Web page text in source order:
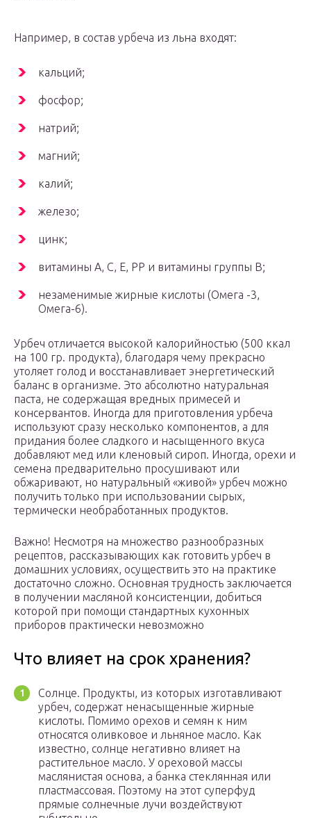
Например, в состав урбеча из льна входят:
кальций;
фосфор;
натрий;
магний;
калий;
железо;
цинк;
витамины А, С, Е, РР и витамины группы В;
незаменимые жирные кислоты (Омега -3,
Омега-6).
Урбеч отличается высокой калорийностью (500 ккал
на 100 гр. продукта), благодаря чему прекрасно
утоляет голод и восстанавливает энергетический
баланс в организме. Это абсолютно натуральная
паста, не содержащая вредных примесей и
консервантов. Иногда для приготовления урбеча
используют сразу несколько компонентов, а для
придания более сладкого и насыщенного вкуса
добавляют мед или кленовый сироп. Иногда, орехи и
семена предварительно просушивают или
обжаривают, но натуральный «живой» урбеч можно
получить только при использовании сырых,
термически необработанных продуктов.
Важно! Несмотря на множество разнообразных
рецептов, рассказывающих как готовить урбеч в
домашних условиях, осуществить это на практике
достаточно сложно. Основная трудность заключается
в получении масляной консистенции, добиться
которой при помощи стандартных кухонных
приборов практически невозможно
Что влияет на срок хранения?
Солнце. Продукты, из которых изготавливают
урбеч, содержат ненасыщенные жирные
кислоты. Помимо орехов и семян к ним
относятся оливковое и льняное масло. Как
известно, солнце негативно влияет на
растительное масло. У ореховой массы
маслянистая основа, а банка стеклянная или
пластмассовая. Поэтому на этот суперфуд
прямые солнечные лучи воздействуют